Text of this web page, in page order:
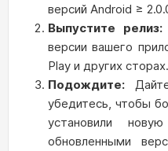
версий Android ≥
Выпустите релиз:
версии вашего
Play и других сторах.
Подождите:
убедитесь, чтобы
установили
обновленными